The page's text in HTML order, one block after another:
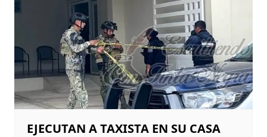
EJECUTAN A TAXISTA EN SU CASA